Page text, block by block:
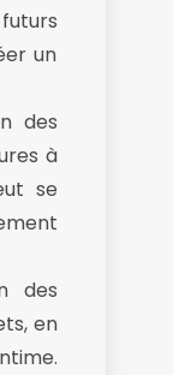
un
des
à
se
des
en